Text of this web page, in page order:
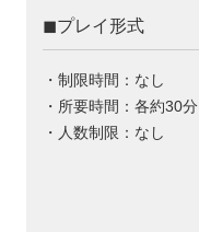
◼︎プレイ形式
・制限時間：なし
・所要時間：各約30分
・人数制限：なし